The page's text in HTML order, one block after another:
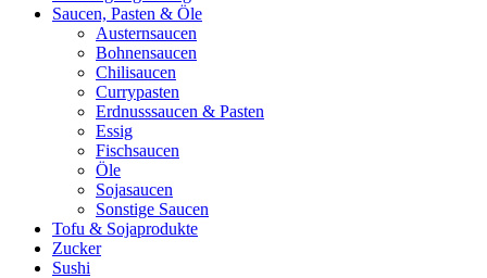
Saucen, Pasten & Öle
Austernsaucen
Bohnensaucen
Chilisaucen
Currypasten
Erdnusssaucen & Pasten
Essig
Fischsaucen
Öle
Sojasaucen
Sonstige Saucen
Tofu & Sojaprodukte
Zucker
Sushi